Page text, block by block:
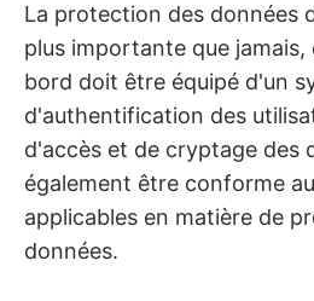
La protection des données
plus importante que
bord doit être équipé d'un
d'authentification des
d'accès et de cryptage des
également être conforme
applicables en matière de
données.